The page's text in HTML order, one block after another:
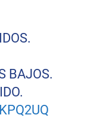
BAJOS.